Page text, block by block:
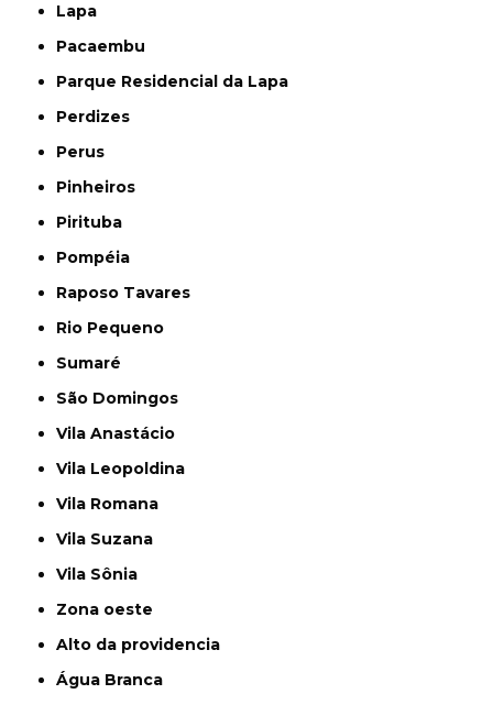
Lapa
Pacaembu
Parque Residencial da Lapa
Perdizes
Perus
Pinheiros
Pirituba
Pompéia
Raposo Tavares
Rio Pequeno
Sumaré
São Domingos
Vila Anastácio
Vila Leopoldina
Vila Romana
Vila Suzana
Vila Sônia
Zona oeste
alto da providencia
Água Branca